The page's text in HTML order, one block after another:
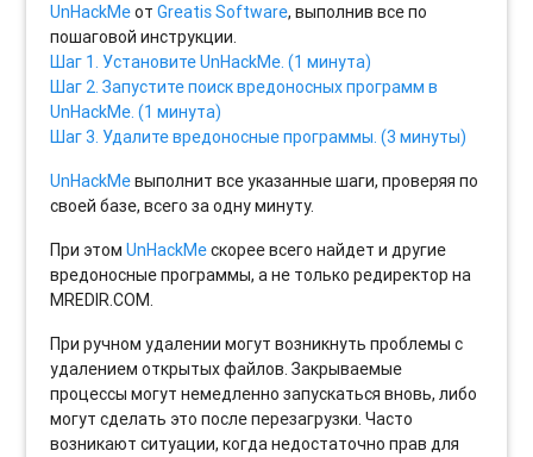
UnHackMeотGreatis Software, выполнив все по
пошаговой инструкции.
Шаг 1. Установите UnHackMe. (1 минута)
Шаг 2. Запустите поиск вредоносных программ в
UnHackMe. (1 минута)
Шаг 3. Удалите вредоносные программы. (3 минуты)
UnHackMeвыполнит все указанные шаги, проверяя по
своей базе, всего за одну минуту.
При этомUnHackMeскорее всего найдет и другие
вредоносные программы, а не только редиректор на
MREDIR.COM.
При ручном удалении могут возникнуть проблемы с
удалением открытых файлов. Закрываемые
процессы могут немедленно запускаться вновь, либо
могут сделать это после перезагрузки. Часто
возникают ситуации, когда недостаточно прав для